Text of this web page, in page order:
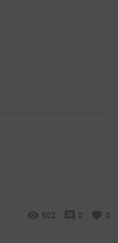
502 0 0